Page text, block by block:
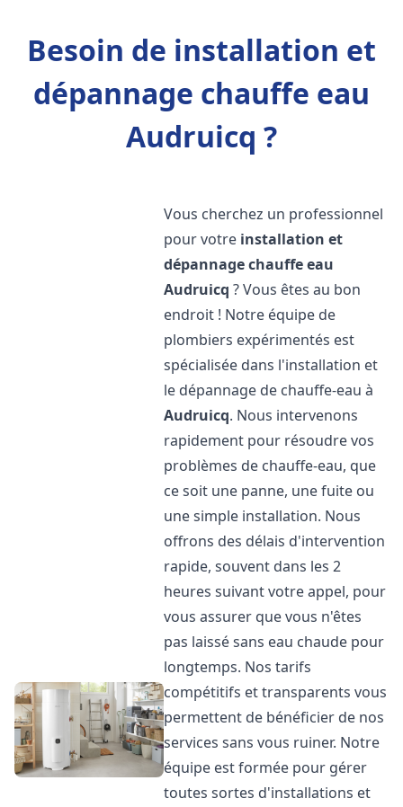
Besoin de installation et
dépannage chauffe eau
Audruicq ?
Vous cherchez un professionnel
pour votre installation et
dépannage chauffe eau
Audruicq ? Vous êtes au bon
endroit ! Notre équipe de
plombiers expérimentés est
spécialisée dans l'installation et
le dépannage de chauffe-eau à
Audruicq. Nous intervenons
rapidement pour résoudre vos
problèmes de chauffe-eau, que
ce soit une panne, une fuite ou
une simple installation. Nous
offrons des délais d'intervention
rapide, souvent dans les 2
heures suivant votre appel, pour
vous assurer que vous n'êtes
pas laissé sans eau chaude pour
longtemps. Nos tarifs
compétitifs et transparents vous
permettent de bénéficier de nos
services sans vous ruiner. Notre
équipe est formée pour gérer
toutes sortes d'installations et